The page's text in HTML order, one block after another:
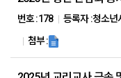
번호 :178 등록자 :청소년
첨부 :